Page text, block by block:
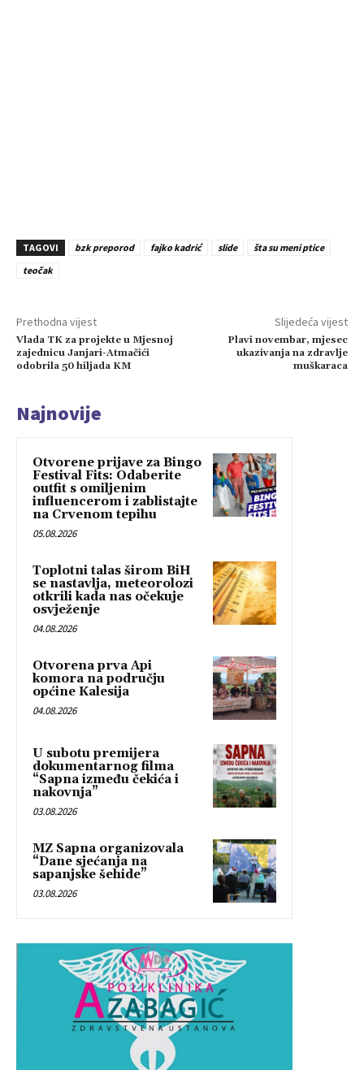
TAGOVI bzk preporod fajko kadrić slide
šta su meni ptice
teočak
Prethodna vijest
Vlada TK za projekte u Mjesnoj
zajednicu Janjari-Atmačići
odobrila 50 hiljada KM
Slijedeća vijest
Plavi novembar, mjesec
ukazivanja na zdravlje
muškaraca
Najnovije
Otvorene prijave za Bingo
Festival Fits: Odaberite
outfit s omiljenim
influencerom i zablistajte
na Crvenom tepihu
05.08.2026
Toplotni talas širom BiH
se nastavlja, meteorolozi
otkrili kada nas očekuje
osvježenje
04.08.2026
Otvorena prva Api
komora na području
općine Kalesija
04.08.2026
U subotu premijera
dokumentarnog filma
“Sapna između čekića i
nakovnja”
03.08.2026
MZ Sapna organizovala
“Dane sjećanja na
sapanjske šehide”
03.08.2026